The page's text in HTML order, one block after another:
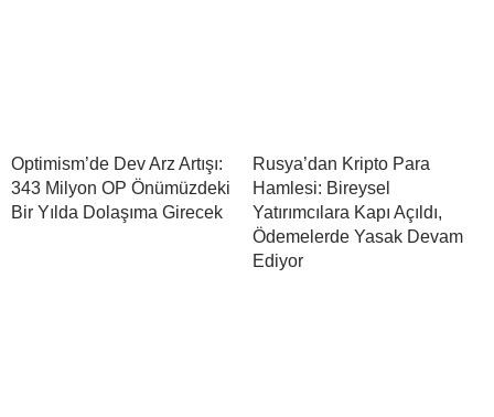
Optimism’de Dev Arz Artışı:
343 Milyon OP Önümüzdeki
Bir Yılda Dolaşıma Girecek
Rusya’dan Kripto Para
Hamlesi: Bireysel
Yatırımcılara Kapı Açıldı,
Ödemelerde Yasak Devam
Ediyor